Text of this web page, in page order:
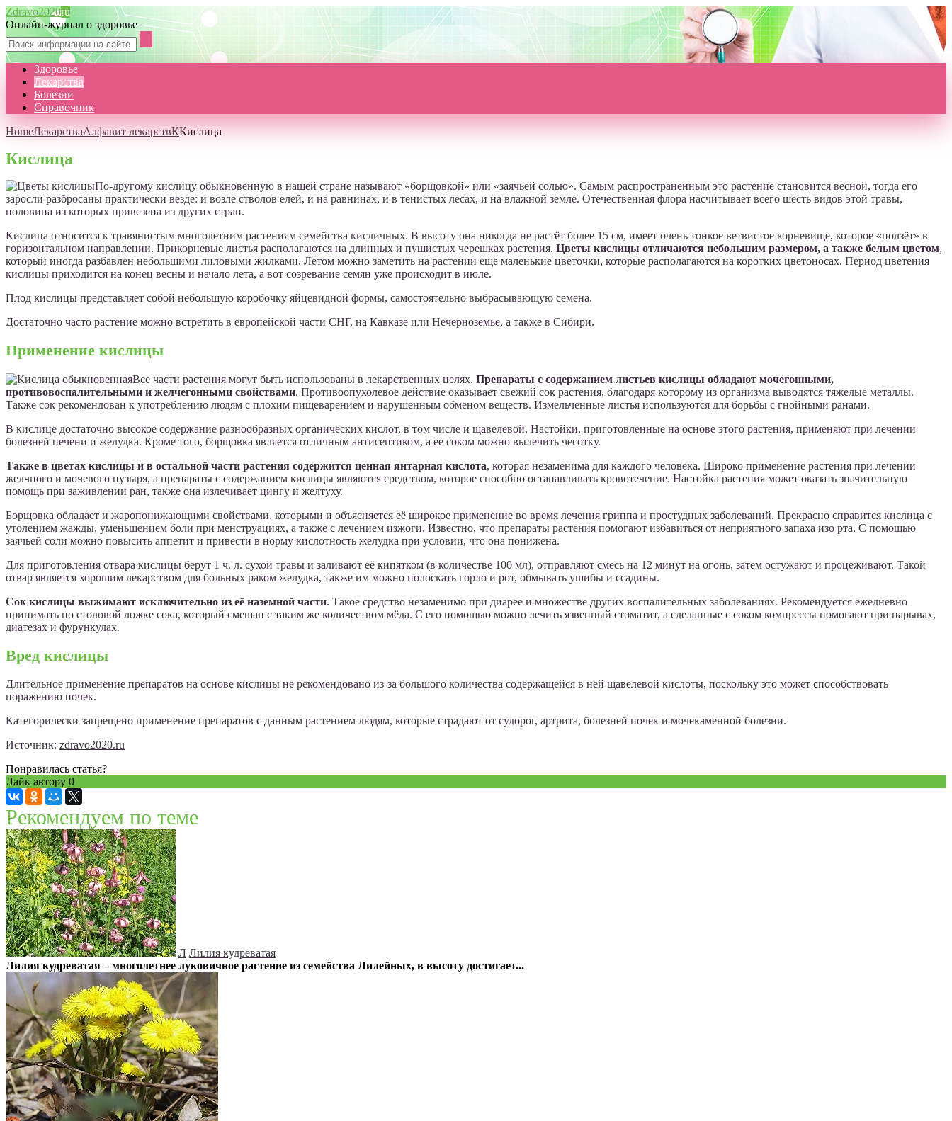
Zdravo2020ru
Онлайн-журнал о здоровье
Здоровье
Лекарства
Болезни
Справочник
HomeЛекарстваАлфавит лекарствККислица
Кислица
По-другому кислицу обыкновенную в нашей стране называют «борщовкой» или «заячьей солью». Самым распространённым это растение становится весной, тогда его
заросли разбросаны практически везде: и возле стволов елей, и на равнинах, и в тенистых лесах, и на влажной земле. Отечественная флора насчитывает всего шесть видов этой травы,
половина из которых привезена из других стран.
Кислица относится к травянистым многолетним растениям семейства кисличных. В высоту она никогда не растёт более 15 см, имеет очень тонкое ветвистое корневище, которое «ползёт» в
горизонтальном направлении. Прикорневые листья располагаются на длинных и пушистых черешках растения. Цветы кислицы отличаются небольшим размером, а также белым цветом,
который иногда разбавлен небольшими лиловыми жилками. Летом можно заметить на растении еще маленькие цветочки, которые располагаются на коротких цветоносах. Период цветения
кислицы приходится на конец весны и начало лета, а вот созревание семян уже происходит в июле.
Плод кислицы представляет собой небольшую коробочку яйцевидной формы, самостоятельно выбрасывающую семена.
Достаточно часто растение можно встретить в европейской части СНГ, на Кавказе или Нечерноземье, а также в Сибири.
Применение кислицы
Все части растения могут быть использованы в лекарственных целях. Препараты с содержанием листьев кислицы обладают мочегонными,
противовоспалительными и желчегонными свойствами. Противоопухолевое действие оказывает свежий сок растения, благодаря которому из организма выводятся тяжелые металлы.
Также сок рекомендован к употреблению людям с плохим пищеварением и нарушенным обменом веществ. Измельченные листья используются для борьбы с гнойными ранами.
В кислице достаточно высокое содержание разнообразных органических кислот, в том числе и щавелевой. Настойки, приготовленные на основе этого растения, применяют при лечении
болезней печени и желудка. Кроме того, борщовка является отличным антисептиком, а ее соком можно вылечить чесотку.
Также в цветах кислицы и в остальной части растения содержится ценная янтарная кислота, которая незаменима для каждого человека. Широко применение растения при лечении
желчного и мочевого пузыря, а препараты с содержанием кислицы являются средством, которое способно останавливать кровотечение. Настойка растения может оказать значительную
помощь при заживлении ран, также она излечивает цингу и желтуху.
Борщовка обладает и жаропонижающими свойствами, которыми и объясняется её широкое применение во время лечения гриппа и простудных заболеваний. Прекрасно справится кислица с
утолением жажды, уменьшением боли при менструациях, а также с лечением изжоги. Известно, что препараты растения помогают избавиться от неприятного запаха изо рта. С помощью
заячьей соли можно повысить аппетит и привести в норму кислотность желудка при условии, что она понижена.
Для приготовления отвара кислицы берут 1 ч. л. сухой травы и заливают её кипятком (в количестве 100 мл), отправляют смесь на 12 минут на огонь, затем остужают и процеживают. Такой
отвар является хорошим лекарством для больных раком желудка, также им можно полоскать горло и рот, обмывать ушибы и ссадины.
Сок кислицы выжимают исключительно из её наземной части. Такое средство незаменимо при диарее и множестве других воспалительных заболеваниях. Рекомендуется ежедневно
принимать по столовой ложке сока, который смешан с таким же количеством мёда. С его помощью можно лечить язвенный стоматит, а сделанные с соком компрессы помогают при нарывах,
диатезах и фурункулах.
Вред кислицы
Длительное применение препаратов на основе кислицы не рекомендовано из-за большого количества содержащейся в ней щавелевой кислоты, поскольку это может способствовать
поражению почек.
Категорически запрещено применение препаратов с данным растением людям, которые страдают от судорог, артрита, болезней почек и мочекаменной болезни.
Источник: zdravo2020.ru
Понравилась статья?
Лайк автору 0
Рекомендуем по теме
Л Лилия кудреватая
Лилия кудреватая – многолетнее луковичное растение из семейства Лилейных, в высоту достигает...